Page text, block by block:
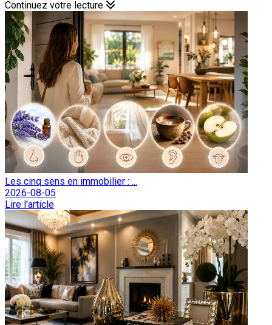
Continuez votre lecture
Les cinq sens en immobilier : ...
2026-08-05
Lire l'article